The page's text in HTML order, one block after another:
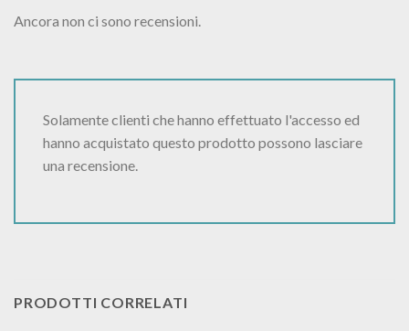
Ancora non ci sono recensioni.
Solamente clienti che hanno effettuato l'accesso ed
hanno acquistato questo prodotto possono lasciare
una recensione.
PRODOTTI CORRELATI